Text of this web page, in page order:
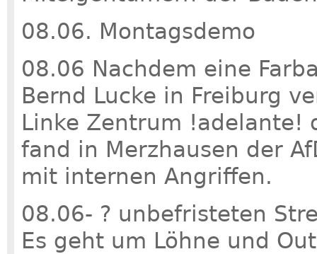
08.06. Montagsdemo
08.06 Nachdem eine
Bernd Lucke in Freiburg
Linke Zentrum !adelante!
fand in Merzhausen der
mit internen Angriffen.
08.06- ? unbefristeten
Es geht um Löhne und